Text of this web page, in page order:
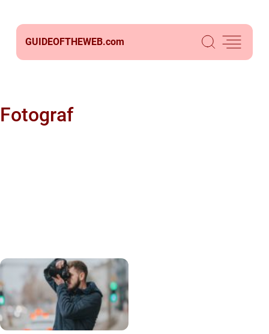
GUIDEOFTHEWEB.com
Fotograf